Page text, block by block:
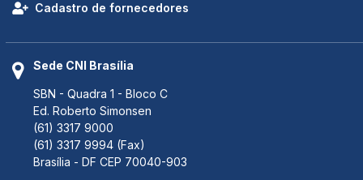
Cadastro de fornecedores
Sede CNI Brasília
SBN - Quadra 1 - Bloco C
Ed. Roberto Simonsen
(61) 3317 9000
(61) 3317 9994 (Fax)
Brasília - DF CEP 70040-903